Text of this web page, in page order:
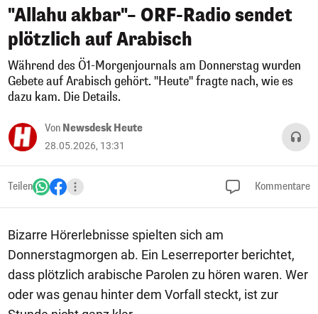
"Allahu akbar"– ORF-Radio sendet
plötzlich auf Arabisch
Während des Ö1-Morgenjournals am Donnerstag wurden
Gebete auf Arabisch gehört. "Heute" fragte nach, wie es
dazu kam. Die Details.
Von Newsdesk Heute
28.05.2026, 13:31
Teilen Kommentare
Bizarre Hörerlebnisse spielten sich am
Donnerstagmorgen ab. Ein Leserreporter berichtet,
dass plötzlich arabische Parolen zu hören waren. Wer
oder was genau hinter dem Vorfall steckt, ist zur